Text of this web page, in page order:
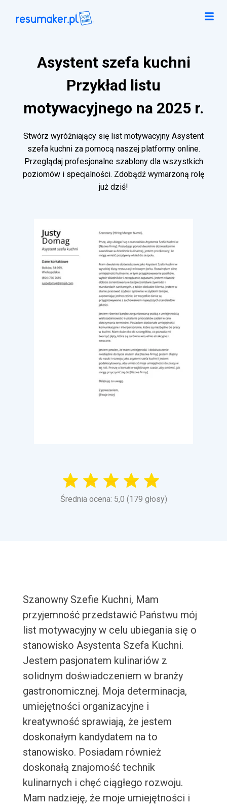
Asystent szefa kuchni
Przykład listu
motywacyjnego na 2025 r.
Stwórz wyróżniający się list motywacyjny Asystent
szefa kuchni za pomocą naszej platformy online.
Przeglądaj profesjonalne szablony dla wszystkich
poziomów i specjalności. Zdobądź wymarzoną rolę
już dziś!
Średnia ocena: 5,0 (179 głosy)
Szanowny Szefie Kuchni, Mam
przyjemność przedstawić Państwu mój
list motywacyjny w celu ubiegania się o
stanowisko Asystenta Szefa Kuchni.
Jestem pasjonatem kulinariów z
solidnym doświadczeniem w branży
gastronomicznej. Moja determinacja,
umiejętności organizacyjne i
kreatywność sprawiają, że jestem
doskonałym kandydatem na to
stanowisko. Posiadam również
doskonałą znajomość technik
kulinarnych i chęć ciągłego rozwoju.
Mam nadzieję, że moje umiejętności i